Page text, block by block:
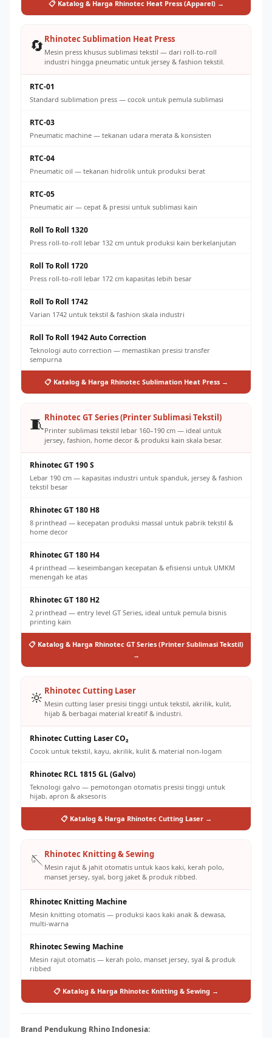
📋 Katalog & Harga Rhinotec Heat Press (Apparel) →
🔄 Rhinotec Sublimation Heat Press
Mesin press khusus sublimasi tekstil — dari roll-to-roll
industri hingga pneumatic untuk jersey & fashion tekstil.
RTC-01
Standard sublimation press — cocok untuk pemula sublimasi
RTC-03
Pneumatic machine — tekanan udara merata & konsisten
RTC-04
Pneumatic oil — tekanan hidrolik untuk produksi berat
RTC-05
Pneumatic air — cepat & presisi untuk sublimasi kain
Roll To Roll 1320
Press roll-to-roll lebar 132 cm untuk produksi kain berkelanjutan
Roll To Roll 1720
Press roll-to-roll lebar 172 cm kapasitas lebih besar
Roll To Roll 1742
Varian 1742 untuk tekstil & fashion skala industri
Roll To Roll 1942 Auto Correction
Teknologi auto correction — memastikan presisi transfer
sempurna
📋 Katalog & Harga Rhinotec Sublimation Heat Press →
🧵Rhinotec GT Series (Printer Sublimasi Tekstil)
Printer sublimasi tekstil lebar 160–190 cm — ideal untuk
jersey, fashion, home decor & produksi kain skala besar.
Rhinotec GT 190 S
Lebar 190 cm — kapasitas industri untuk spanduk, jersey & fashion
tekstil besar
Rhinotec GT 180 H8
8 printhead — kecepatan produksi massal untuk pabrik tekstil &
home decor
Rhinotec GT 180 H4
4 printhead — keseimbangan kecepatan & efisiensi untuk UMKM
menengah ke atas
Rhinotec GT 180 H2
2 printhead — entry level GT Series, ideal untuk pemula bisnis
printing kain
📋 Katalog & Harga Rhinotec GT Series (Printer Sublimasi Tekstil)
→
🔆 Rhinotec Cutting Laser
Mesin cutting laser presisi tinggi untuk tekstil, akrilik, kulit,
hijab & berbagai material kreatif & industri.
Rhinotec Cutting Laser CO₂
Cocok untuk tekstil, kayu, akrilik, kulit & material non-logam
Rhinotec RCL 1815 GL (Galvo)
Teknologi galvo — pemotongan otomatis presisi tinggi untuk
hijab, apron & aksesoris
📋 Katalog & Harga Rhinotec Cutting Laser →
🪡Rhinotec Knitting & Sewing
Mesin rajut & jahit otomatis untuk kaos kaki, kerah polo,
manset jersey, syal, borg jaket & produk ribbed.
Rhinotec Knitting Machine
Mesin knitting otomatis — produksi kaos kaki anak & dewasa,
multi-warna
Rhinotec Sewing Machine
Mesin rajut otomatis — kerah polo, manset jersey, syal & produk
ribbed
📋 Katalog & Harga Rhinotec Knitting & Sewing →
Brand Pendukung Rhino Indonesia: